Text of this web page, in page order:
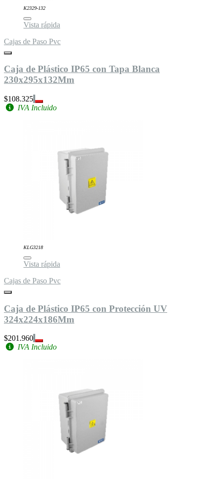
K2329-132
Vista rápida
Cajas de Paso Pvc
Caja de Plástico IP65 con Tapa Blanca
230x295x132Mm
$108.325
IVA Incluido
KLG3218
Vista rápida
Cajas de Paso Pvc
Caja de Plástico IP65 con Protección UV
324x224x186Mm
$201.960
IVA Incluido